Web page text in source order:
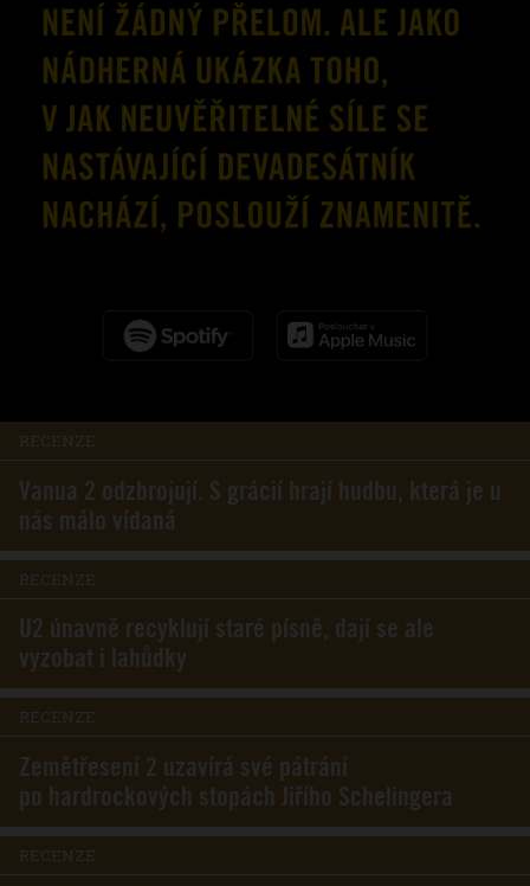
RECENZE
Vanua 2 odzbrojují. S grácií hrají hudbu, která je u
nás málo vídaná
RECENZE
U2 únavně recyklují staré písně, dají se ale
vyzobat i lahůdky
RECENZE
Zemětřesení 2 uzavírá své pátrání
po hardrockových stopách Jiřího Schelingera
RECENZE